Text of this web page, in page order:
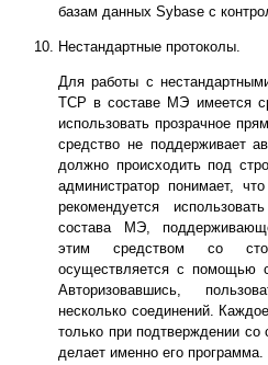
базам данных Sybase с
Нестандартные протоколы.
Для работы с
TCP в составе МЭ имеется
использовать прозрачное
средство не поддерживает
должно происходить под
администратор понимает,
рекомендуется
состава МЭ,
этим средством со
осуществляется с помощью
Авторизовавшись,
несколько соединений.
только при подтверждении со
делает именно его программа.